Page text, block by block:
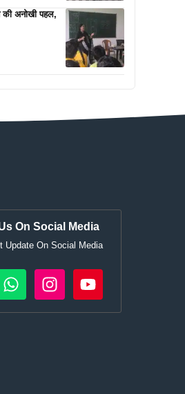
अनोखी पहल,
On Social Media
Update On Social Media